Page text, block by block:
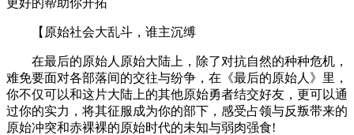
【原始社会大乱斗，谁主沉缚
在最后的原始人原始大陆上，除了对抗自然的种种危机，
难免要面对各部落间的交往与纷争，在《最后的原始人》里，
你不仅可以和这片大陆上的其他原始勇者结交好友，更可以通
过你的实力，将其征服成为你的部下，感受占领与反叛带来的
原始冲突和赤裸裸的原始时代的未知与弱肉强食!